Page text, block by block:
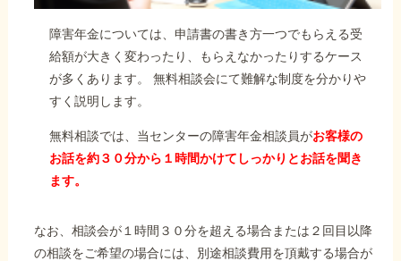
障害年金については、申請書の書き方一つでもらえる受
給額が大きく変わったり、もらえなかったりするケース
が多くあります。 無料相談会にて難解な制度を分かりや
すく説明します。
無料相談では、当センターの障害年金相談員がお客様の
お話を約３０分から１時間かけてしっかりとお話を聞き
ます。
なお、相談会が１時間３０分を超える場合または２回目以降
の相談をご希望の場合には、別途相談費用を頂戴する場合が